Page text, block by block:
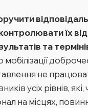
їх
та
мобілізації
не
усіх рівнів, які,
на місцях,